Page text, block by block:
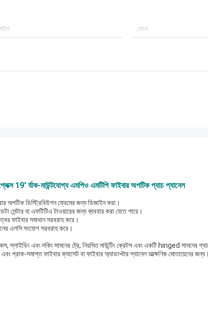
19' র্যাক-মাউন্টযোগ্য এমপিও এমটিপি ফাইবার অপটিক প্যাচ প্যানেল
অপটিক ডিস্ট্রিবিউশন ফ্রেমের জন্য ডিজাইন করা।
সেন্টার বা এফটিটিএ টাওয়ারের জন্য ব্যবহার করা যেতে পারে।
ফাইবার সমাধান সরবরাহ করে।
এলসি সংযোগ সরবরাহ করে।
স্লাইডিং এবং লকিং সামনের ট্রে, নিয়মিত মাউন্টিং ক্রেটস এবং একটি hinged সামনের
প্রাক-সমাপ্ত ফাইবার ক্যাসেট বা ফাইবার অ্যাডাপ্টার প্যানেল তাত্ক্ষণিক মোতায়েনের জন্য।